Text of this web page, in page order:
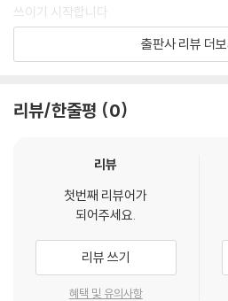
·
다시 디자인하다
PART 6. 이제는, 잘 사는 법이 더 중요해졌
이후의 삶을 다시 설계할 시간
내려면, 먼저 몸을 챙겨야 했다
쓰이기 시작합니다.
『시니어의
귀환』은 바로 그 지점에서 출발한 책입니다.
가”라는 질문을 던집니다.
각자의 현장에서 오랜 시간 축적해온 판단
두려움의 대상이 아니라, 사고를 정교하
자신만의 언어와 기준을 재정립했습니다.
책이 특별한 이유는, 거창한 이론이나 성
출판사 리뷰 더
리뷰/한줄평 0
리뷰
첫번째 리뷰어가
되어주세요.
리뷰 쓰기
혜택 및 유의사항